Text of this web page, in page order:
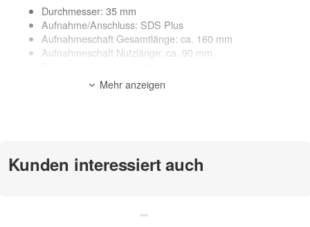
Durchmesser: 35 mm
Aufnahme/Anschluss: SDS Plus
Aufnahmeschaft Gesamtlänge: ca. 160 mm
Aufnahmeschaft Nutzlänge: ca. 90 mm
Anwendungsbereich:Mehr anzeigen
Kunden interessiert auch